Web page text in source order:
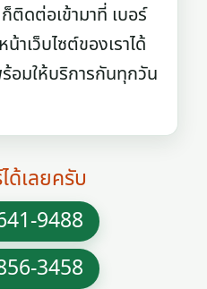
ติดต่อเข้ามาที่ เบอร์
เว็บไซต์ของเราได้
อมให้บริการกันทุกวัน
ด้เลยครับ
9488
3458